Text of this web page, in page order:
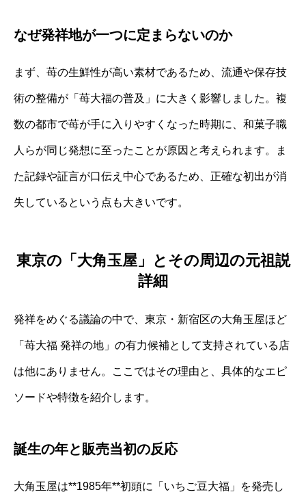
なぜ発祥地が一つに定まらないのか
まず、苺の生鮮性が高い素材であるため、流通や保存技
術の整備が「苺大福の普及」に大きく影響しました。複
数の都市で苺が手に入りやすくなった時期に、和菓子職
人らが同じ発想に至ったことが原因と考えられます。ま
た記録や証言が口伝え中心であるため、正確な初出が消
失しているという点も大きいです。
東京の「大角玉屋」とその周辺の元祖説
詳細
発祥をめぐる議論の中で、東京・新宿区の大角玉屋ほど
「苺大福 発祥の地」の有力候補として支持されている店
は他にありません。ここではその理由と、具体的なエピ
ソードや特徴を紹介します。
誕生の年と販売当初の反応
大角玉屋は**1985年**初頭に「いちご豆大福」を発売し